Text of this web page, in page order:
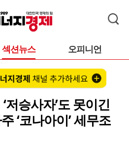
섹션뉴스 오피니언
저승사자’도 못이긴
‘코나아이’ 세무조